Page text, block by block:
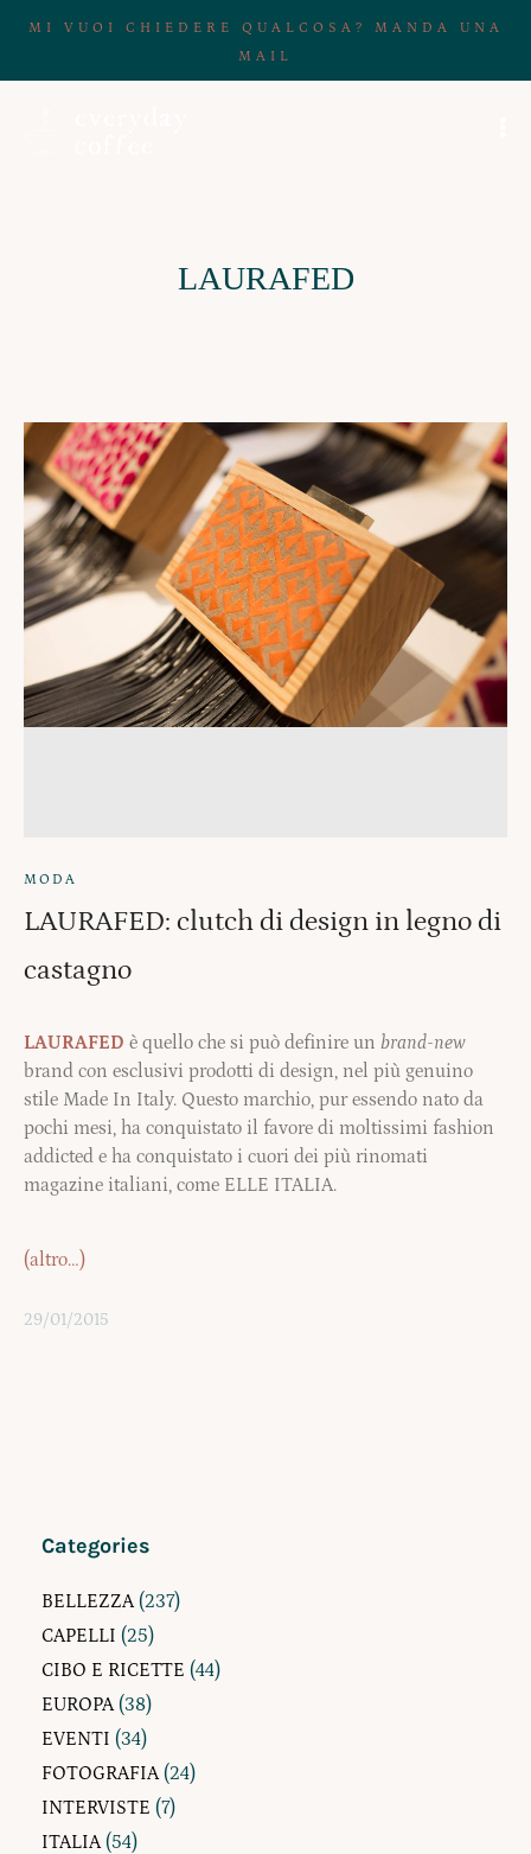
MI VUOI CHIEDERE QUALCOSA? MANDA UNA
MAIL
LAURAFED
MODA
LAURAFED: clutch di design in legno di
castagno
LAURAFED è quello che si può definire un brand-new
brand con esclusivi prodotti di design, nel più genuino
stile Made In Italy. Questo marchio, pur essendo nato da
pochi mesi, ha conquistato il favore di moltissimi fashion
addicted e ha conquistato i cuori dei più rinomati
magazine italiani, come ELLE ITALIA.
(altro…)
29/01/2015
Categories
BELLEZZA(237)
CAPELLI (25)
CIBO E RICETTE (44)
EUROPA(38)
EVENTI (34)
FOTOGRAFIA(24)
INTERVISTE (7)
ITALIA(54)